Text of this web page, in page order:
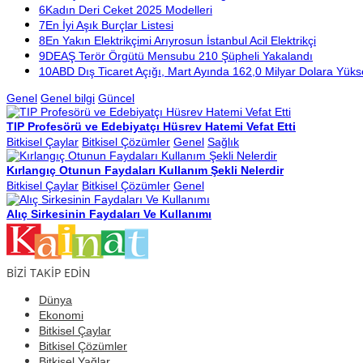
6Kadın Deri Ceket 2025 Modelleri
7En İyi Aşık Burçlar Listesi
8En Yakın Elektrikçimi Arıyrosun İstanbul Acil Elektrikçi
9DEAŞ Terör Örgütü Mensubu 210 Şüpheli Yakalandı
10ABD Dış Ticaret Açığı, Mart Ayında 162,0 Milyar Dolara
Genel Genel bilgi Güncel
TIP Profesörü ve Edebiyatçı Hüsrev Hatemi Vefat Etti
Bitkisel Çaylar Bitkisel Çözümler Genel Sağlık
Kırlangıç Otunun Faydaları Kullanım Şekli Nelerdir
Bitkisel Çaylar Bitkisel Çözümler Genel
Alıç Sirkesinin Faydaları Ve Kullanımı
BİZİ TAKİP EDİN
Dünya
Ekonomi
Bitkisel Çaylar
Bitkisel Çözümler